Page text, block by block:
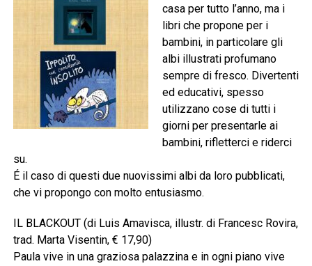
casa per tutto l’anno, ma i
libri che propone per i
bambini, in particolare gli
albi illustrati profumano
sempre di fresco. Divertenti
ed educativi, spesso
utilizzano cose di tutti i
giorni per presentarle ai
bambini, rifletterci e riderci
su.
É il caso di questi due nuovissimi albi da loro pubblicati,
che vi propongo con molto entusiasmo.
IL BLACKOUT (di Luis Amavisca, illustr. di Francesc Rovira,
trad. Marta Visentin, € 17,90)
Paula vive in una graziosa palazzina e in ogni piano vive